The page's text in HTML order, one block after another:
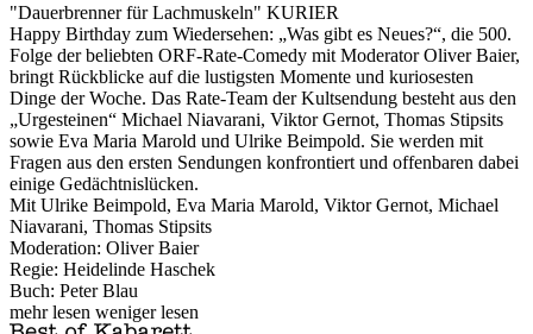
"Dauerbrenner für Lachmuskeln" KURIER
Happy Birthday zum Wiedersehen: „Was gibt es Neues?“, die 500.
Folge der beliebten ORF-Rate-Comedy mit Moderator Oliver Baier,
bringt Rückblicke auf die lustigsten Momente und kuriosesten
Dinge der Woche. Das Rate-Team der Kultsendung besteht aus den
„Urgesteinen“ Michael Niavarani, Viktor Gernot, Thomas Stipsits
sowie Eva Maria Marold und Ulrike Beimpold. Sie werden mit
Fragen aus den ersten Sendungen konfrontiert und offenbaren dabei
einige Gedächtnislücken.
Mit Ulrike Beimpold, Eva Maria Marold, Viktor Gernot, Michael
Niavarani, Thomas Stipsits
Moderation: Oliver Baier
Regie: Heidelinde Haschek
Buch: Peter Blau
mehr lesen weniger lesen